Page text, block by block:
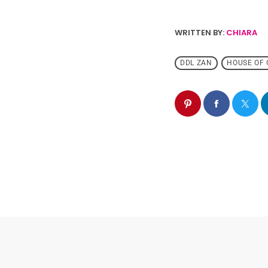
WRITTEN BY: CHIARA
DDL ZAN HOUSE OF